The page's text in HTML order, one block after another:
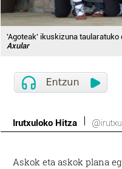
'Agoteak' ikuskizuna taularatuko
Axular
Irutxuloko Hitza
Askok eta askok plana